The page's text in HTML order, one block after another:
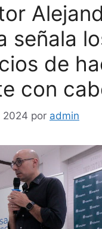
señala
de
con
2024 por admin